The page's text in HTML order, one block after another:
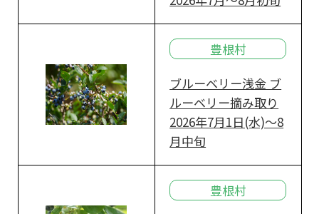
豊根村
ブルーベリー浅金 ブ
ルーベリー摘み取り
2026年7月1日(水)～8
月中旬
豊根村